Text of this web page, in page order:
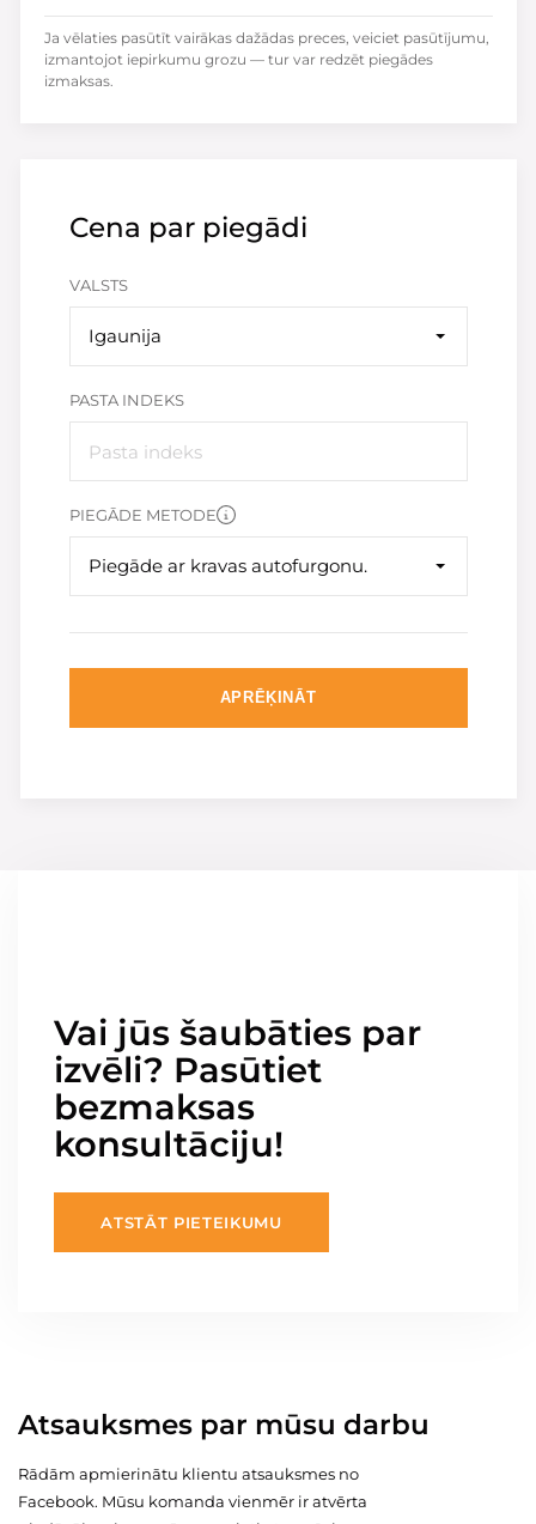
Cena par piegādi
VALSTS
Igaunija
PASTA INDEKS
PIEGĀDE METODE
Piegāde ar kravas autofurgonu.
APRĒĶINĀT
Ja vēlaties pasūtīt vairākas dažādas preces, veiciet pasūtījumu,
izmantojot iepirkumu grozu — tur var redzēt piegādes
izmaksas.
Vai jūs šaubāties par
izvēli? Pasūtiet
bezmaksas
konsultāciju!
ATSTĀT PIETEIKUMU
Atsauksmes par mūsu darbu
Rādām apmierinātu klientu atsauksmes no
Facebook. Mūsu komanda vienmēr ir atvērta